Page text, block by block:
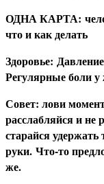
ОДНА КАРТА:
что и как делать
Здоровье:
Регулярные боли
Совет: лови
расслабляйся и не
старайся удержать
руки. Что-то
же.